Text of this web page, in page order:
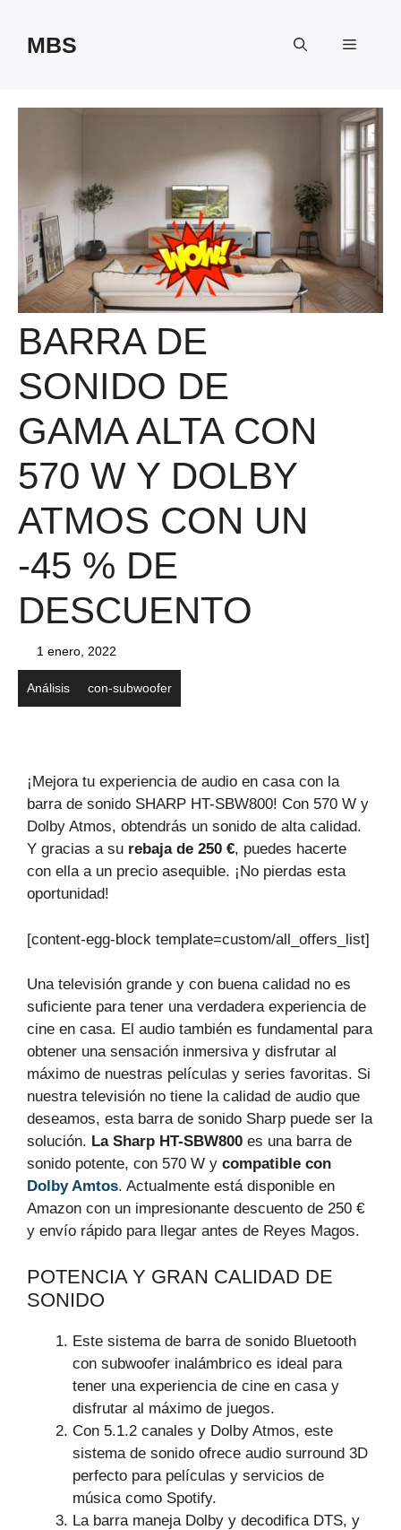
contenido
MBS Menú
BARRA DE
SONIDO DE
GAMA ALTA CON
570 W Y DOLBY
ATMOS CON UN
-45 % DE
DESCUENTO
1 enero, 2022
Análisis con-subwoofer
¡Mejora tu experiencia de audio en casa con la
barra de sonido SHARP HT-SBW800! Con 570 W y
Dolby Atmos, obtendrás un sonido de alta calidad.
Y gracias a su rebaja de 250 €, puedes hacerte
con ella a un precio asequible. ¡No pierdas esta
oportunidad!
[content-egg-block template=custom/all_offers_list]
Una televisión grande y con buena calidad no es
suficiente para tener una verdadera experiencia de
cine en casa. El audio también es fundamental para
obtener una sensación inmersiva y disfrutar al
máximo de nuestras películas y series favoritas. Si
nuestra televisión no tiene la calidad de audio que
deseamos, esta barra de sonido Sharp puede ser la
solución. La Sharp HT-SBW800 es una barra de
sonido potente, con 570 W y compatible con
Dolby Amtos. Actualmente está disponible en
Amazon con un impresionante descuento de 250 €
y envío rápido para llegar antes de Reyes Magos.
POTENCIA Y GRAN CALIDAD DE
SONIDO
Este sistema de barra de sonido Bluetooth
con subwoofer inalámbrico es ideal para
tener una experiencia de cine en casa y
disfrutar al máximo de juegos.
Con 5.1.2 canales y Dolby Atmos, este
sistema de sonido ofrece audio surround 3D
perfecto para películas y servicios de
música como Spotify.
La barra maneja Dolby y decodifica DTS, y